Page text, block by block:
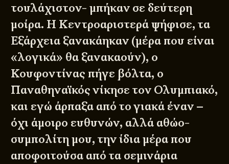
τουλάχιστον- μπήκαν σε δεύτερη
μοίρα. Η Κεντροαριστερά ψήφισε, τα
Εξάρχεια ξανακάηκαν (μέρα που είναι
«λογικά» θα ξανακαούν), ο
Κουφοντίνας πήγε βόλτα, ο
Παναθηναϊκός νίκησε τον Ολυμπιακό,
και εγώ άρπαξα από το γιακά έναν –
όχι άμοιρο ευθυνών, αλλά αθώο-
συμπολίτη μου, την ίδια μέρα που
αποφοιτούσα από τα σεμινάρια